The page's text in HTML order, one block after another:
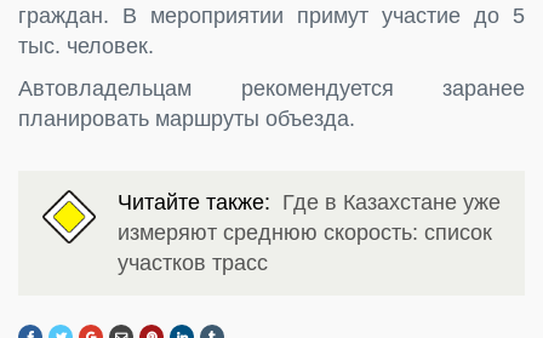
граждан. В мероприятии примут участие до 5
тыс. человек.
Автовладельцам рекомендуется заранее
планировать маршруты объезда.
Читайте также: Где в Казахстане уже
измеряют среднюю скорость: список
участков трасс